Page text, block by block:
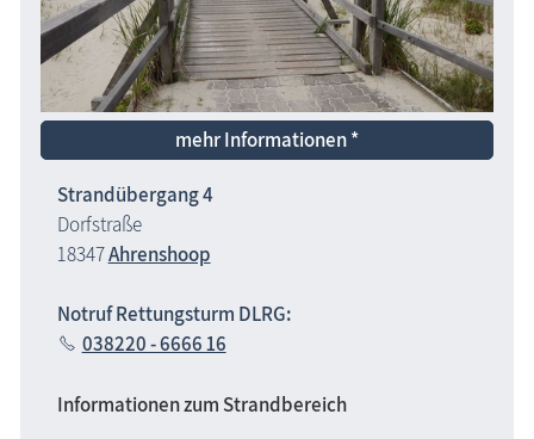
mehr Informationen *
Strandübergang 4
Dorfstraße
18347Ahrenshoop
Notruf Rettungsturm DLRG:
038220 - 6666 16
Informationen zum Strandbereich